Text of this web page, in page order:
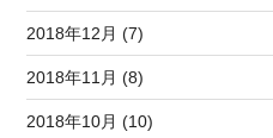
2018年12月 (7)
2018年11月 (8)
2018年10月 (10)